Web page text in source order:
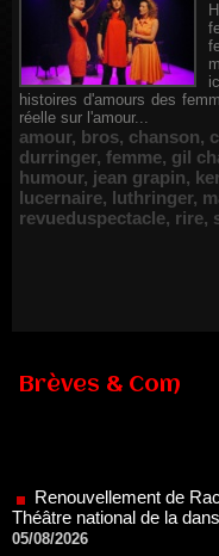
histoires d'amours des
réelle sur l'amour...
amour, bros, chanson,
durringer, femme, gil
humour, jean grapin,
lucernaire, luthringer,
revueduspectacle, rire,
Brèves & Com
05/08/2026
Nomination de Jérôme
Scène nationale de